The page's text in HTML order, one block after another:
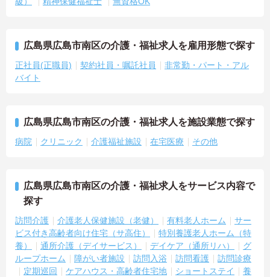
広島県広島市南区の介護・福祉求人を雇用形態で探す
正社員(正職員) 契約社員・嘱託社員
非常勤・パート・アル
バイト
広島県広島市南区の介護・福祉求人を施設業態で探す
病院 クリニック 介護福祉施設 在宅医療 その他
広島県広島市南区の介護・福祉求人をサービス内容で
探す
訪問介護 介護老人保健施設（老健） 有料老人ホーム
サー
ビス付き高齢者向け住宅（サ高住）
特別養護老人ホーム（特
養）
通所介護（デイサービス） デイケア（通所リハ）
グ
ループホーム
障がい者施設 訪問入浴 訪問看護
訪問診療
定期巡回
ケアハウス・高齢者住宅地 ショートステイ
養